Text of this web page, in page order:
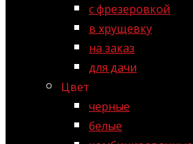
с фрезеровкой
в хрущевку
на заказ
для дачи
Цвет
черные
белые